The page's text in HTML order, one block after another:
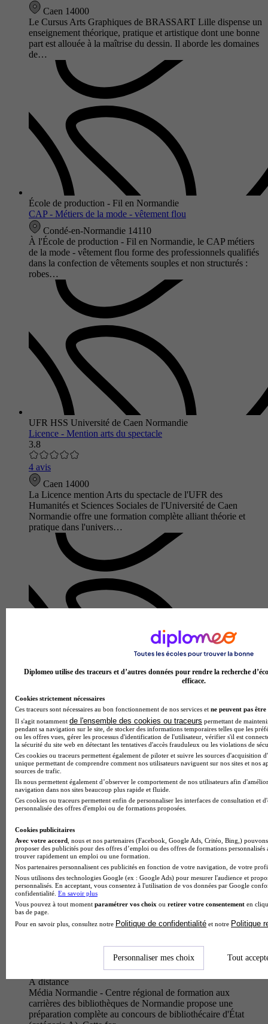
Caen 14000
Le Cursus Arts Graphiques de BRASSART Lille dispense un
enseignement théorique, pratique et artistique dont une bonne
part est allouée à la maîtrise du dessin. Il aborde les domaines
de…
École de production - Fil en Normandie
CAP - Métiers de la mode - vêtement flou
Condé-en-Normandie 14110
À l'École de production - Fil en Normandie, le CAP métiers
de la mode - vêtement flou forme des professionnels qualifiés
dans la confection de vêtements souples et non structurés :
robes…
UFR HSS Université de Caen Normandie
Licence - Mention arts du spectacle
3.8
4 avis
Caen 14000
La Licence mention Arts du spectacle de l'UFR des
Humanités et Sciences Sociales de l'Université de Caen
Normandie offre une formation complète alliant théorie et
pratique dans l'univers…
Lycée Malherbe
Prépa - Classe préparatoire de lettres (2e année ENS Ulm)
théâtre
5.0
2 avis
Caen 14052
Au Lycée Malherbe, la classe préparatoire de lettres (2e année
ENS Ulm) option théâtre articule rigueur théorique et pratique
créative pour former une nouvelle génération d'intellectuels…
carrières des bibliothèques de Normandie
Prépa - Préparation au concours de bibliothécaire d'État
À distance
Média Normandie - Centre régional de formation aux
carrières des bibliothèques de Normandie propose une
préparation complète au concours de bibliothécaire d'État
Diplomeo utilise des traceurs et d’autres données pour rendre la recherche
efficace.
Cookies strictement nécessaires
Ces traceurs sont nécessaires au bon fonctionnement de nos services et ne peuvent pas être
Il s'agit notamment de l'ensemble des cookies ou traceurs permettant de
pendant sa navigation sur le site, de stocker des informations temporaires telles que les
ou les offres vues, gérer les processus d'identification de l'utilisateur, vérifier s'il est
la sécurité du site web en détectant les tentatives d'accès frauduleux ou les violations de
Ces cookies ou traceurs permettent également de piloter et suivre les sources d'acquisition
unique permettant de comprendre comment nos utilisateurs naviguent sur nos sites et nos
sources de trafic.
Ils nous permettent également d’observer le comportement de nos utilisateurs afin
navigation dans nos sites beaucoup plus rapide et fluide.
Ces cookies ou traceurs permettent enfin de personnaliser les interfaces de consultation et
personnalisée des offres d'emploi ou de formations proposées.
Cookies publicitaires
Avec votre accord , nous et nos partenaires (Facebook, Google Ads, Critéo, Bing,)
proposer des publicités pour des offres d’emploi ou des offres de formations
trouver rapidement un emploi ou une formation.
Nos partenaires personnalisent ces publicités en fonction de votre navigation, de votre
Nous utilisons des technologies Google (ex : Google Ads) pour mesurer l'audience et
personnalisés. En acceptant, vous consentez à l'utilisation de vos données par Google
confidentialité. En savoir plus
Vous pouvez à tout moment paramétrer vos choix ou retirer votre consentement en
bas de page.
Pour en savoir plus, consultez notre Politique de confidentialité et notre Politique
Personnaliser mes choix Tout